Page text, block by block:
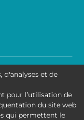
d'analyses et de
pour l’utilisation de
du site web
qui permettent le